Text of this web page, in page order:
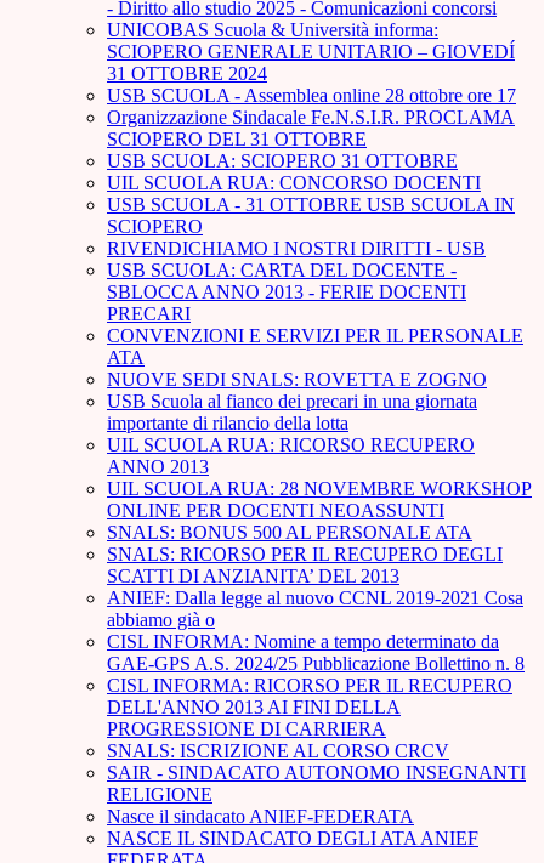
- Diritto allo studio 2025 - Comunicazioni concorsi
UNICOBAS Scuola & Università informa:
SCIOPERO GENERALE UNITARIO – GIOVEDÍ
31 OTTOBRE 2024
USB SCUOLA - Assemblea online 28 ottobre ore 17
Organizzazione Sindacale Fe.N.S.I.R. PROCLAMA
SCIOPERO DEL 31 OTTOBRE
USB SCUOLA: SCIOPERO 31 OTTOBRE
UIL SCUOLA RUA: CONCORSO DOCENTI
USB SCUOLA - 31 OTTOBRE USB SCUOLA IN
SCIOPERO
RIVENDICHIAMO I NOSTRI DIRITTI - USB
USB SCUOLA: CARTA DEL DOCENTE -
SBLOCCA ANNO 2013 - FERIE DOCENTI
PRECARI
CONVENZIONI E SERVIZI PER IL PERSONALE
ATA
NUOVE SEDI SNALS: ROVETTA E ZOGNO
USB Scuola al fianco dei precari in una giornata
importante di rilancio della lotta
UIL SCUOLA RUA: RICORSO RECUPERO
ANNO 2013
UIL SCUOLA RUA: 28 NOVEMBRE WORKSHOP
ONLINE PER DOCENTI NEOASSUNTI
SNALS: BONUS 500 AL PERSONALE ATA
SNALS: RICORSO PER IL RECUPERO DEGLI
SCATTI DI ANZIANITA’ DEL 2013
ANIEF: Dalla legge al nuovo CCNL 2019-2021 Cosa
abbiamo già o
CISL INFORMA: Nomine a tempo determinato da
GAE-GPS A.S. 2024/25 Pubblicazione Bollettino n. 8
CISL INFORMA: RICORSO PER IL RECUPERO
DELL'ANNO 2013 AI FINI DELLA
PROGRESSIONE DI CARRIERA
SNALS: ISCRIZIONE AL CORSO CRCV
SAIR - SINDACATO AUTONOMO INSEGNANTI
RELIGIONE
Nasce il sindacato ANIEF-FEDERATA
NASCE IL SINDACATO DEGLI ATA ANIEF